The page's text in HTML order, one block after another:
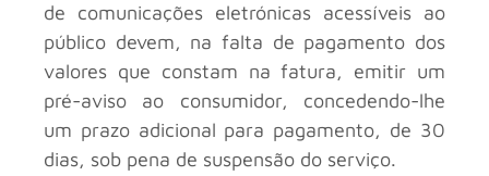
de comunicações eletrónicas acessíveis ao
público devem, na falta de pagamento dos
valores que constam na fatura, emitir um
pré-aviso ao consumidor, concedendo-lhe
um prazo adicional para pagamento, de 30
dias, sob pena de suspensão do serviço.